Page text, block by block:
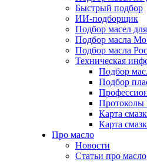
Быстрый подбор
ИИ-подборщик
Подбор масел
Подбор масла
Подбор масла
Техническая
Подбор
Подбор
Протоколы
Карта
Карта
Про масло
Новости
Статьи про масло